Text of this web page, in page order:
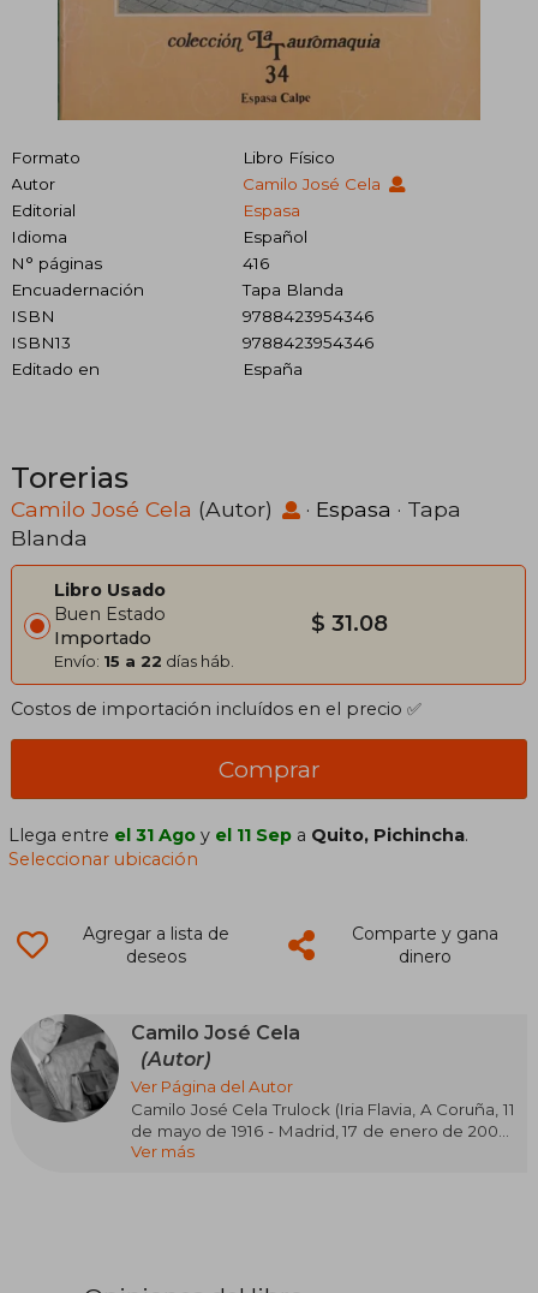
Formato
Libro Físico
Autor
Camilo José Cela
Editorial
Espasa
Idioma
Español
N° páginas
416
Encuadernación
Tapa Blanda
ISBN
9788423954346
ISBN13
9788423954346
Editado en
España
Torerias
Camilo José Cela (Autor) · Espasa · Tapa
Blanda
Libro Usado
Buen Estado
Importado
Envío: 15 a 22 días háb.
$ 31.08
Costos de importación incluídos en el precio ✅
Comprar
Llega entre el 31 Ago y el 11 Sep a Quito, Pichincha.
Seleccionar ubicación
Agregar a lista de
deseos
Comparte y gana
dinero
Camilo José Cela
(Autor)
Ver Página del Autor
Camilo José Cela Trulock (Iria Flavia, A Coruña, 11
de mayo de 1916 - Madrid, 17 de enero de 2002),
escritor y académico español, es uno de los
Ver más